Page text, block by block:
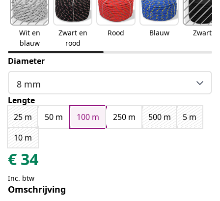
Wit en
blauw
Zwart en
rood
Rood Blauw Zwart
Diameter
8 mm
Lengte
25 m
50 m 100 m 250 m 500 m
5 m
10 m
€ 34
Inc. btw
Omschrijving